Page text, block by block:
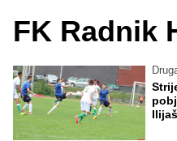
FK Radnik